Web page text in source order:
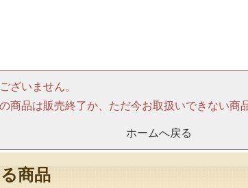
ざいません。
商品は販売終了か、ただ今お取扱いできない商
ホームへ戻る
商品